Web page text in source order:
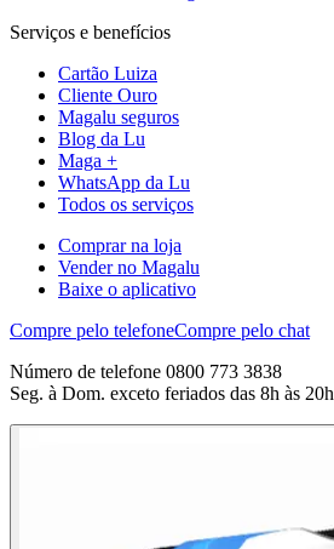
Serviços e benefícios
Cartão Luiza
Cliente Ouro
Magalu seguros
Blog da Lu
Maga +
WhatsApp da Lu
Todos os serviços
Comprar na loja
Vender no Magalu
Baixe o aplicativo
Compre pelo telefoneCompre pelo chat
Número de telefone 0800 773 3838
Seg. à Dom. exceto feriados das 8h às 20h